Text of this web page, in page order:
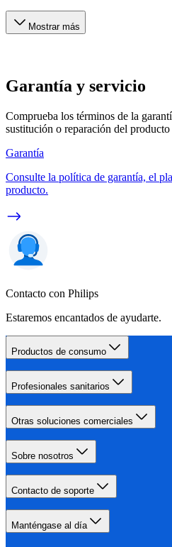
Mostrar más
Garantía y servicio
Comprueba los términos de la
sustitución o reparación del producto
Garantía
Consulte la política de garantía, el
producto.
Contacto con Philips
Estaremos encantados de ayudarte.
Productos de consumo
Profesionales sanitarios
Otras soluciones comerciales
Sobre nosotros
Contacto de soporte
Manténgase al día